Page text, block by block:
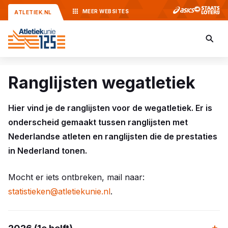
ATLETIEK.NL MEER WEBSITES
Ranglijsten wegatletiek
Hier vind je de ranglijsten voor de wegatletiek. Er is
onderscheid gemaakt tussen ranglijsten met
Nederlandse atleten en ranglijsten die de prestaties
in Nederland tonen.
Mocht er iets ontbreken, mail naar:
statistieken@atletiekunie.nl.